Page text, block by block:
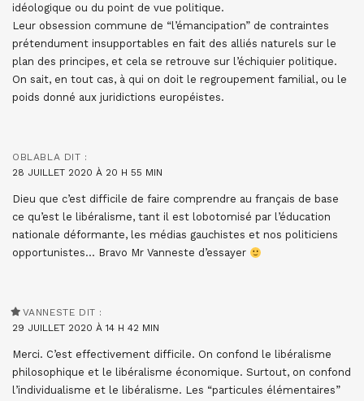
idéologique ou du point de vue politique.
Leur obsession commune de “l’émancipation” de contraintes
prétendument insupportables en fait des alliés naturels sur le
plan des principes, et cela se retrouve sur l’échiquier politique.
On sait, en tout cas, à qui on doit le regroupement familial, ou le
poids donné aux juridictions européistes.
OBLABLA DIT :
28 JUILLET 2020 À 20 H 55 MIN
Dieu que c’est difficile de faire comprendre au français de base
ce qu’est le libéralisme, tant il est lobotomisé par l’éducation
nationale déformante, les médias gauchistes et nos politiciens
opportunistes… Bravo Mr Vanneste d’essayer
VANNESTE DIT :
29 JUILLET 2020 À 14 H 42 MIN
Merci. C’est effectivement difficile. On confond le libéralisme
philosophique et le libéralisme économique. Surtout, on confond
l’individualisme et le libéralisme. Les “particules élémentaires”